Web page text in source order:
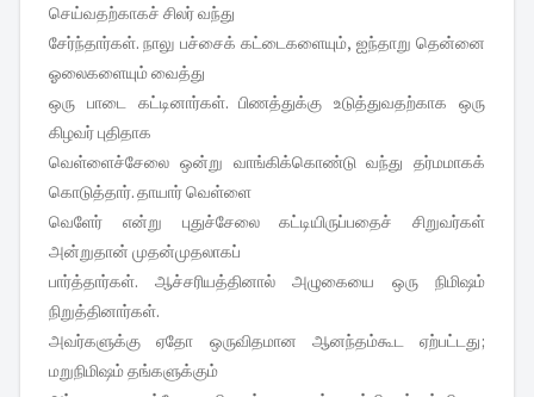
செய்வதற்காகச் சிலர் வந்து
சேர்ந்தார்கள். நாலு பச்சைக் கட்டைகளையும், ஐந்தாறு தென்னை
ஓலைகளையும் வைத்து
ஒரு பாடை கட்டினார்கள். பிணத்துக்கு உடுத்துவதற்காக ஒரு
கிழவர் புதிதாக
வெள்ளைச்சேலை ஒன்று வாங்கிக்கொண்டு வந்து தர்மமாகக்
கொடுத்தார். தாயார் வெள்ளை
வெளேர் என்று புதுச்சேலை கட்டியிருப்பதைச் சிறுவர்கள்
அன்றுதான் முதன்முதலாகப்
பார்த்தார்கள். ஆச்சரியத்தினால் அழுகையை ஒரு நிமிஷம்
நிறுத்தினார்கள்.
அவர்களுக்கு ஏதோ ஒருவிதமான ஆனந்தம்கூட ஏற்பட்டது;
மறுநிமிஷம் தங்களுக்கும்